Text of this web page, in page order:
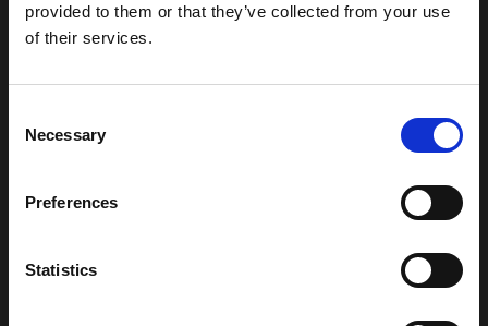
provided to them or that they’ve collected from your use
of their services.
Selection
Necessary
Preferences
Statistics
Indirizzo email
Inserisci il tuo indirizzo email per iscriverti alla nostra newsletter